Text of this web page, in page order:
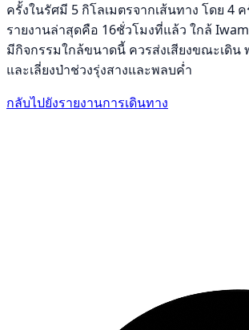
ครั้งในรัศมี 5 กิโลเมตรจากเส้นทาง โดย 4
รายงานล่าสุดคือ 16ชั่วโมงที่แล้ว ใกล้
มีกิจกรรมใกล้ขนาดนี้ ควรส่งเสียงขณะเดิน
และเลี่ยงป่าช่วงรุ่งสางและพลบค่ำ
กลับไปยังรายงานการเดินทาง